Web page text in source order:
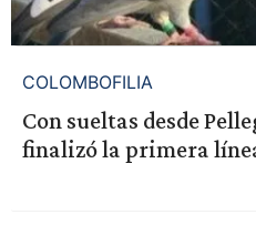
COLOMBOFILIA
Con sueltas desde
finalizó la primera